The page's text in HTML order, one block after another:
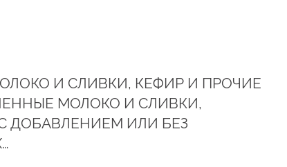
И СЛИВКИ, КЕФИР И ПРОЧИЕ
МОЛОКО И СЛИВКИ,
ДОБАВЛЕНИЕМ ИЛИ БЕЗ